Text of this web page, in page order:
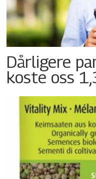
Dårligere
koste oss